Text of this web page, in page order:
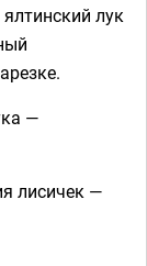
лук
—
лисичек —